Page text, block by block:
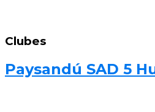
Clubes
Paysandú SAD 5